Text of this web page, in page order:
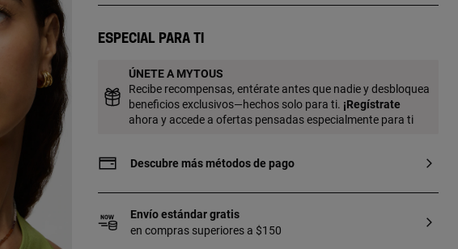
granate, calcedonia, zafiro, peridoto,
cristal de roca, apatito, lapislázuli, iolita,
amatista, piedra luna, espinela, hematita,
pirita, cuarzo ahumado, labradorita.
Tamaño gemas: 2-2,5 mm. Tamaño oso:
5,35 mm. Longitud del collar: 40 cm.
primera ley con baño de oro de 18 a 23 kt
garantiza una mayor durabilidad de la
joya.
Especial para ti
ÚNETE A MYTOUS
Recibe recompensas, entérate antes que nadie y desbloquea
beneficios exclusivos—hechos solo para ti. ¡Regístrate
ahora y accede a ofertas pensadas especialmente para ti
Descubre más métodos de pago
Envío estándar gratis
en compras superiores a $150